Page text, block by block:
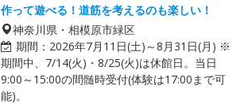
作って遊べる！道筋を考えるのも楽しい！
神奈川県・相模原市緑区
期間： 2026年7月11日(土)～8月31日(月) ※
期間中、7/14(火)・8/25(火)は休館日。当日
9:00～15:00の間髄時受付(体験は17:00まで可
能)。